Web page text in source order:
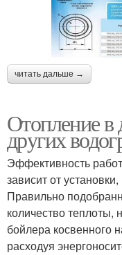
читать дальше →
Отопление в
других
Эффективность
зависит от
Правильно
количество теплоты,
бойлера косвенного
расходуя